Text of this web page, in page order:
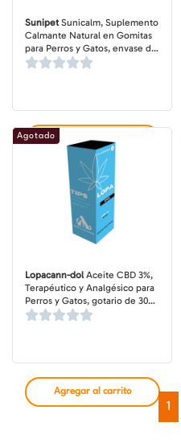
SunipetSunicalm, Suplemento
Calmante Natural en Gomitas
para Perros y Gatos, envase de
70 gomitas, 105 gr
Agregar al carrito
Lopacann-dol Aceite CBD 3%,
Terapéutico y Analgésico para
Perros y Gatos, gotario de 30
ml
Agotado
Agregar al carrito
1